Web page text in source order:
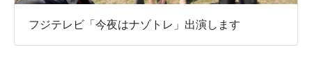
フジテレビ「今夜はナゾトレ」出演します